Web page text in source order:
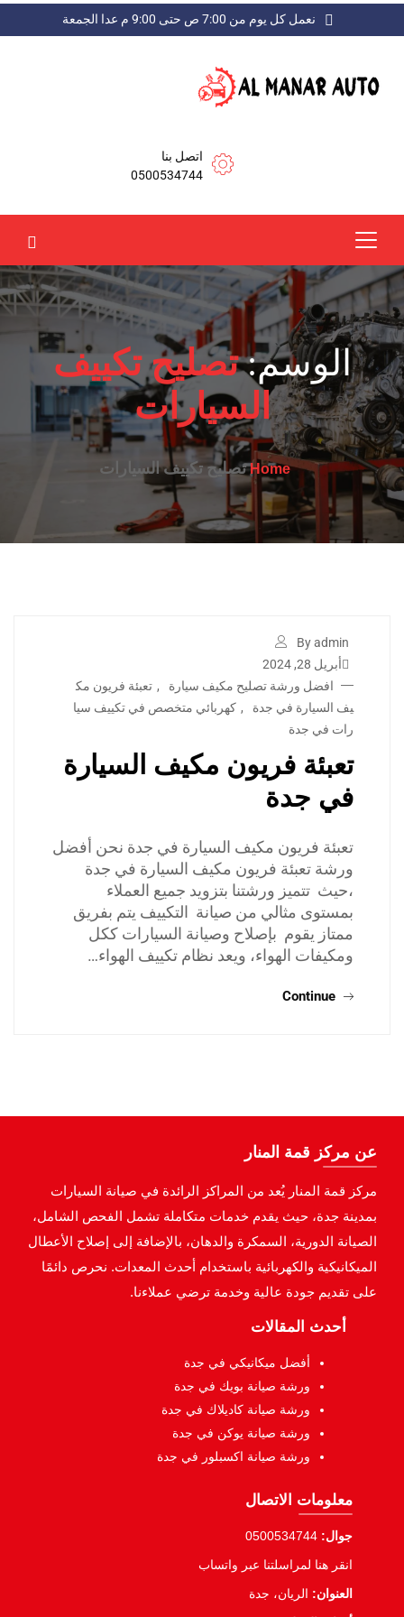
نعمل كل يوم من 7:00 ص حتى 9:00 م عدا الجمعة
اتصل بنا
0500534744
الوسم:تصليح تكييف
السيارات
Homeتصليح تكييف السيارات
By admin
أبريل 28, 2024
افضل ورشة تصليح مكيف سيارة
, تعبئة فريون مك
يف السيارة في جدة
, كهربائي متخصص في تكييف سيا
رات في جدة
تعبئة فريون مكيف السيارة
في جدة
تعبئة فريون مكيف السيارة في جدة نحن أفضل
ورشة تعبئة فريون مكيف السيارة في جدة
،حيث تتميز ورشتنا بتزويد جميع العملاء
بمستوى مثالي من صيانة التكييف يتم بفريق
ممتاز يقوم بإصلاح وصيانة السيارات ككل
ومكيفات الهواء، ويعد نظام تكييف الهواء…
Continue
عن مركز قمة المنار
مركز قمة المنار يُعد من المراكز الرائدة في صيانة السيارات
بمدينة جدة، حيث يقدم خدمات متكاملة تشمل الفحص الشامل،
الصيانة الدورية، السمكرة والدهان، بالإضافة إلى إصلاح الأعطال
الميكانيكية والكهربائية باستخدام أحدث المعدات. نحرص دائمًا
على تقديم جودة عالية وخدمة ترضي عملاءنا.
أحدث المقالات
أفضل ميكانيكي في جدة
ورشة صيانة بويك في جدة
ورشة صيانة كاديلاك في جدة
ورشة صيانة يوكن في جدة
ورشة صيانة اكسبلور في جدة
معلومات الاتصال
جوال: 0500534744
انقر هنا لمراسلتنا عبر واتساب
العنوان: الريان، جدة